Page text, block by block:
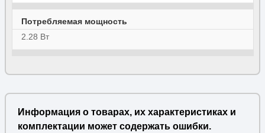
Потребляемая мощность
2.28 Вт
Информация о товарах, их характеристиках и
комплектации может содержать ошибки.